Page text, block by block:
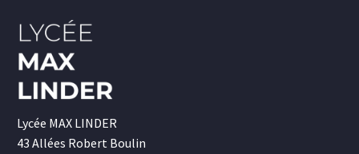
Lycée MAX LINDER
43 Allées Robert Boulin